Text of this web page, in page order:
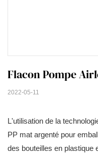
Flacon Pompe
2022-05-11
L'utilisation de la
PP mat argenté pour
des bouteilles en plastique